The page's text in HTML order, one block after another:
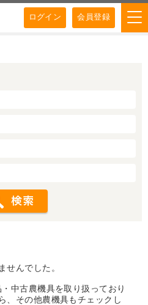
ログイン 会員登録
せんでした。
中古農機具を取り扱っており
、その他農機具もチェックし